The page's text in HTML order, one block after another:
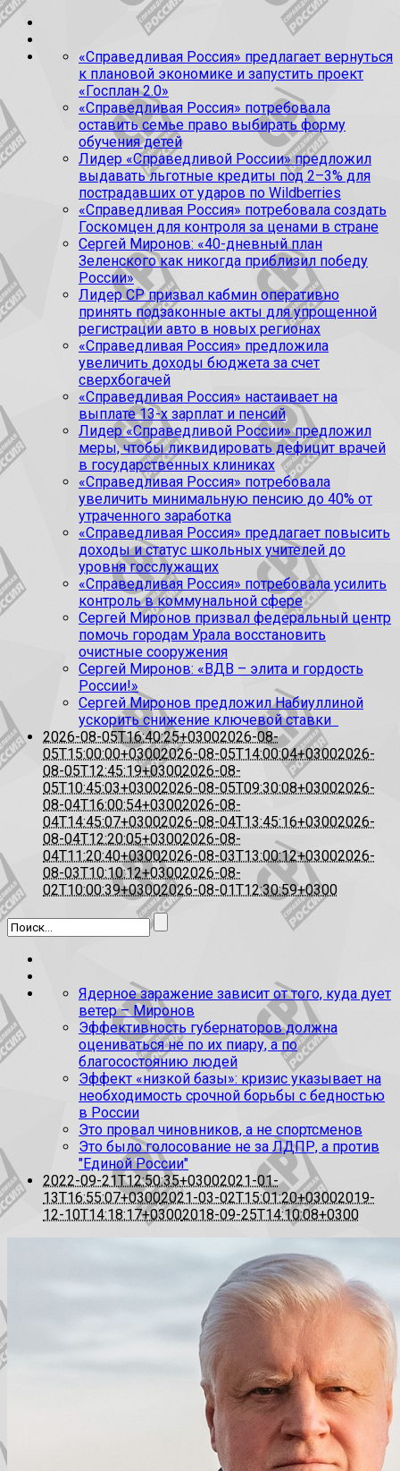
«Справедливая Россия» предлагает вернуться
к плановой экономике и запустить проект
«Госплан 2.0»
«Справедливая Россия» потребовала
оставить семье право выбирать форму
обучения детей
Лидер «Справедливой России» предложил
выдавать льготные кредиты под 2–3% для
пострадавших от ударов по Wildberries
«Справедливая Россия» потребовала создать
Госкомцен для контроля за ценами в стране
Сергей Миронов: «40-дневный план
Зеленского как никогда приблизил победу
России»
Лидер СР призвал кабмин оперативно
принять подзаконные акты для упрощенной
регистрации авто в новых регионах
«Справедливая Россия» предложила
увеличить доходы бюджета за счет
сверхбогачей
«Справедливая Россия» настаивает на
выплате 13-х зарплат и пенсий
Лидер «Справедливой России» предложил
меры, чтобы ликвидировать дефицит врачей
в государственных клиниках
«Справедливая Россия» потребовала
увеличить минимальную пенсию до 40% от
утраченного заработка
«Справедливая Россия» предлагает повысить
доходы и статус школьных учителей до
уровня госслужащих
«Справедливая Россия» потребовала усилить
контроль в коммунальной сфере
Сергей Миронов призвал федеральный центр
помочь городам Урала восстановить
очистные сооружения
Сергей Миронов: «ВДВ – элита и гордость
России!»
Сергей Миронов предложил Набиуллиной
ускорить снижение ключевой ставки
2026-08-05T16:40:25+03002026-08-
05T15:00:00+03002026-08-05T14:00:04+03002026-
08-05T12:45:19+03002026-08-
05T10:45:03+03002026-08-05T09:30:08+03002026-
08-04T16:00:54+03002026-08-
04T14:45:07+03002026-08-04T13:45:16+03002026-
08-04T12:20:05+03002026-08-
04T11:20:40+03002026-08-03T13:00:12+03002026-
08-03T10:10:12+03002026-08-
02T10:00:39+03002026-08-01T12:30:59+0300
Ядерное заражение зависит от того, куда дует
ветер – Миронов
Эффективность губернаторов должна
оцениваться не по их пиару, а по
благосостоянию людей
Эффект «низкой базы»: кризис указывает на
необходимость срочной борьбы с бедностью
в России
Это провал чиновников, а не спортсменов
Это было голосование не за ЛДПР, а против
"Единой России"
2022-09-21T12:50:35+03002021-01-
13T16:55:07+03002021-03-02T15:01:20+03002019-
12-10T14:18:17+03002018-09-25T14:10:08+0300